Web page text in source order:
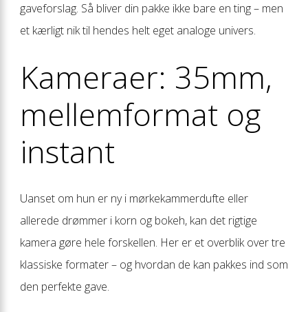
gaveforslag. Så bliver din pakke ikke bare en ting – men
et kærligt nik til hendes helt eget analoge univers.
Kameraer: 35mm,
mellemformat og
instant
Uanset om hun er ny i mørkekammer­dufte eller
allerede drømmer i korn og bokeh, kan det rigtige
kamera gøre hele forskellen. Her er et overblik over tre
klassiske formater – og hvordan de kan pakkes ind som
den perfekte gave.